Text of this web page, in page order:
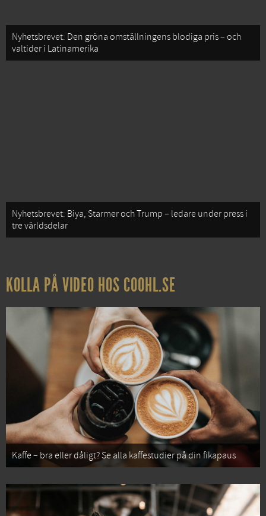
Nyhetsbrevet: Den gröna omställningens blodiga pris – och
valtider i Latinamerika
Nyhetsbrevet: Biya, Starmer och Trump – ledare under press i
tre världsdelar
KOLLA PÅ VIDEO HOS COOHL.SE
Kaffe – bra eller dåligt? Se alla kaffestudier på din fikapaus